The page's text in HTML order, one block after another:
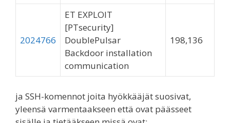
2024766
ET EXPLOIT
[PTsecurity]
DoublePulsar
Backdoor installation
communication
198,136
ja SSH-komennot joita hyökkääjät suosivat,
yleensä varmentaakseen että ovat päässeet